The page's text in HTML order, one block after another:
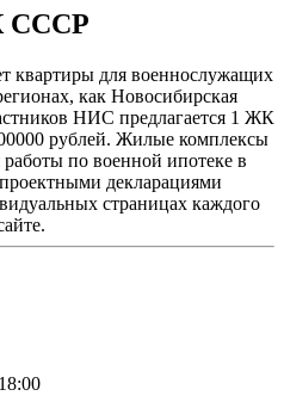
СССР
квартиры для военнослужащих
как Новосибирская
НИС предлагается 1 ЖК
рублей. Жилые комплексы
по военной ипотеке в
декларациями
страницах каждого